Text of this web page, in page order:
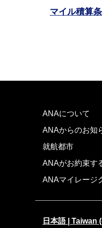
マイル積算
ANAについて
ANAからのお知
就航都市
ANAがお約束す
ANAマイレージ
日本語 | Taiwan